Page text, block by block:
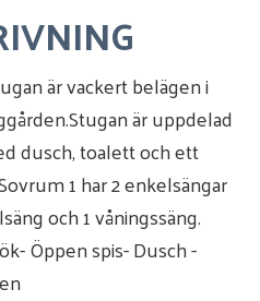
är vackert belägen i
är uppdelad
dusch, toalett och ett
1 har 2 enkelsängar
och 1 våningssäng.
Öppen spis- Dusch -